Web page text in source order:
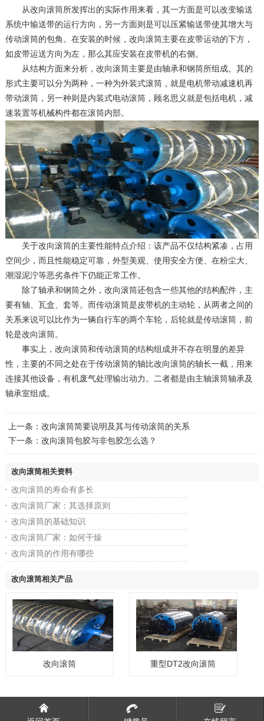
从改向滚筒所发挥出的实际作用来看，其一方面是可以改变输送
系统中输送带的运行方向，另一方面则是可以压紧输送带使其增大与
传动滚筒的包角。在安装的时候，改向滚筒主要在皮带运动的下方，
如皮带运送方向为左，那么其应安装在皮带机的右侧。
从结构方面来分析，改向滚筒主要是由轴承和钢筒所组成。其的
形式主要可以分为两种，一种为外装式滚筒，就是电机带动减速机再
带动滚筒，另一种则是内装式电动滚筒，顾名思义就是包括电机，减
速装置等机械构件都在滚筒内部。
关于改向滚筒的主要性能特点介绍：该产品不仅结构紧凑，占用
空间少，而且性能稳定可靠，外型美观、使用安全方便、在粉尘大、
潮湿泥泞等恶劣条件下仍能正常工作。
除了轴承和钢筒之外，改向滚筒还包含一些其他的结构配件，主
要有轴、瓦盒、套等。而传动滚筒是皮带机的主动轮，从两者之间的
关系来说可以比作为一辆自行车的两个车轮，后轮就是传动滚筒，前
轮是改向滚筒。
事实上，改向滚筒和传动滚筒的结构组成并不存在明显的差异
性，主要的不同之处在于传动滚筒的轴比改向滚筒的轴长一截，用来
连接其他设备，有机废气处理输出动力。二者都是由主轴滚筒轴承及
轴承室组成。
上一条： 改向滚筒简要说明及其与传动滚筒的关系
下一条： 改向滚筒包胶与非包胶怎么选？
改向滚筒相关资料
改向滚筒的寿命有多长
改向滚筒厂家：其选择原则
改向滚筒的基础知识
改向滚筒厂家：如何干燥
改向滚筒的作用有哪些
改向滚筒相关产品
改向滚筒 重型DT2改向滚筒